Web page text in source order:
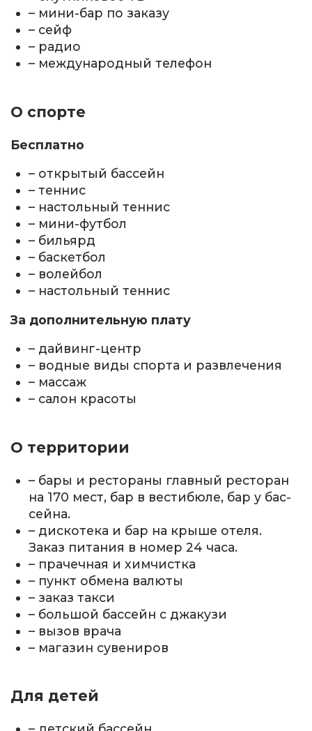
– мини-бар по заказу
– сейф
– радио
– международный телефон
О спорте
Бесплатно
– открытый бассейн
– теннис
– настольный теннис
– мини-футбол
– бильярд
– баскетбол
– волейбол
– настольный теннис
За дополнительную плату
– дайвинг-центр
– водные виды спорта и развлечения
– массаж
– салон красоты
О территории
– бары и рестораны главный ресторан
на 170 мест, бар в вестибюле, бар у бас­
сейна.
– дискотека и бар на крыше отеля.
Заказ питания в номер 24 часа.
– прачечная и химчистка
– пункт обмена валюты
– заказ такси
– большой бассейн с джакузи
– вызов врача
– магазин сувениров
Для детей